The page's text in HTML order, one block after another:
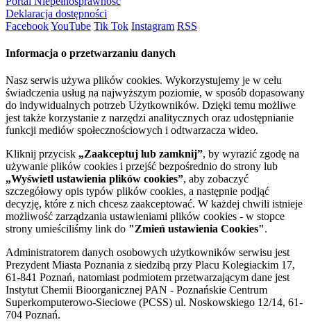
Deklaracja dostępności
FacebookYouTube Tik Tok Instagram RSS
Informacja o przetwarzaniu danych
Nasz serwis używa plików cookies. Wykorzystujemy je w celu
świadczenia usług na najwyższym poziomie, w sposób dopasowany
do indywidualnych potrzeb Użytkowników. Dzięki temu możliwe
jest także korzystanie z narzędzi analitycznych oraz udostępnianie
funkcji mediów społecznościowych i odtwarzacza wideo.
Kliknij przycisk „Zaakceptuj lub zamknij”, by wyrazić zgodę na
używanie plików cookies i przejść bezpośrednio do strony lub
„Wyświetl ustawienia plików cookies”, aby zobaczyć
szczegółowy opis typów plików cookies, a następnie podjąć
decyzję, które z nich chcesz zaakceptować. W każdej chwili istnieje
możliwość zarządzania ustawieniami plików cookies - w stopce
strony umieściliśmy link do "Zmień ustawienia Cookies".
Administratorem danych osobowych użytkowników serwisu jest
Prezydent Miasta Poznania z siedzibą przy Placu Kolegiackim 17,
61-841 Poznań, natomiast podmiotem przetwarzającym dane jest
Instytut Chemii Bioorganicznej PAN - Poznańskie Centrum
Superkomputerowo-Sieciowe (PCSS) ul. Noskowskiego 12/14, 61-
704 Poznań.